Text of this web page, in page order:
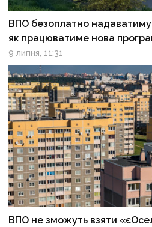
ВПО безоплатно
як працюватиме нова
9 липня, 11:31
ВПО не зможуть взяти